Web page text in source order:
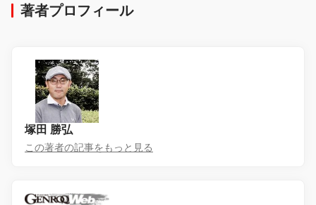
著者プロフィール
塚田 勝弘
この著者の記事をもっと見る